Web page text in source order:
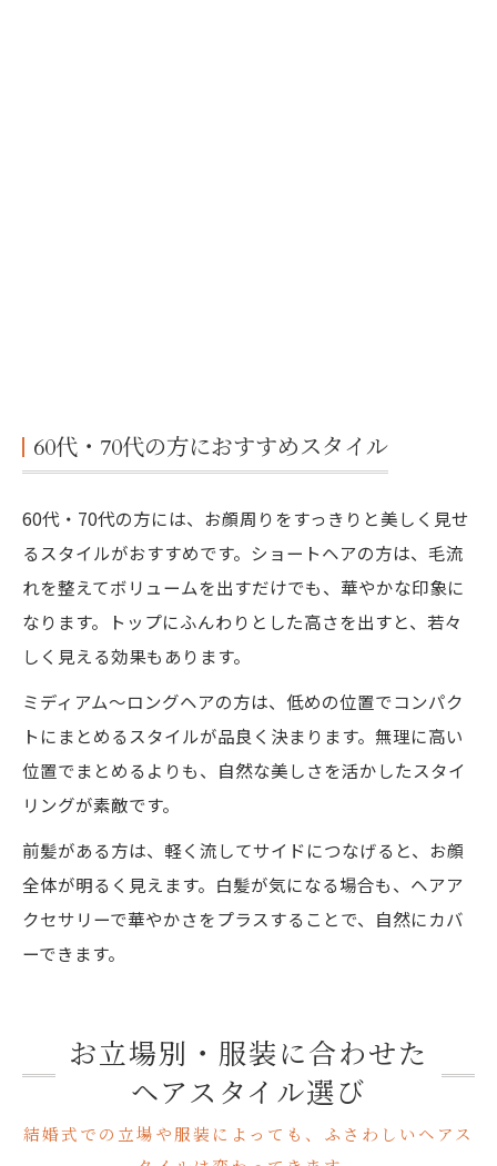
60代・70代の方におすすめスタイル
60代・70代の方には、お顔周りをすっきりと美しく見せ
るスタイルがおすすめです。ショートヘアの方は、毛流
れを整えてボリュームを出すだけでも、華やかな印象に
なります。トップにふんわりとした高さを出すと、若々
しく見える効果もあります。
ミディアム〜ロングヘアの方は、低めの位置でコンパク
トにまとめるスタイルが品良く決まります。無理に高い
位置でまとめるよりも、自然な美しさを活かしたスタイ
リングが素敵です。
前髪がある方は、軽く流してサイドにつなげると、お顔
全体が明るく見えます。白髪が気になる場合も、ヘアア
クセサリーで華やかさをプラスすることで、自然にカバ
ーできます。
お立場別・服装に合わせた
ヘアスタイル選び
結婚式での立場や服装によっても、ふさわしいヘアス